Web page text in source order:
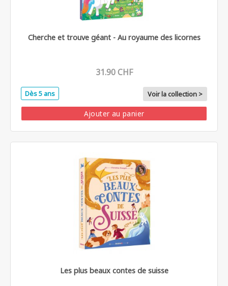
Cherche et trouve géant - Au royaume des licornes
31.90 CHF
Dès 5 ans Voir la collection >
Ajouter au panier
Les plus beaux contes de suisse